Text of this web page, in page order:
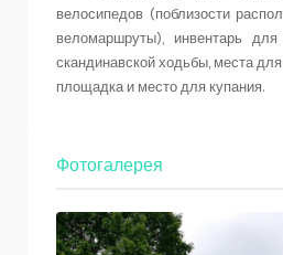
велосипедов (поблизости
веломаршруты), инвентарь
скандинавской ходьбы, места
площадка и место для купания.
Фотогалерея